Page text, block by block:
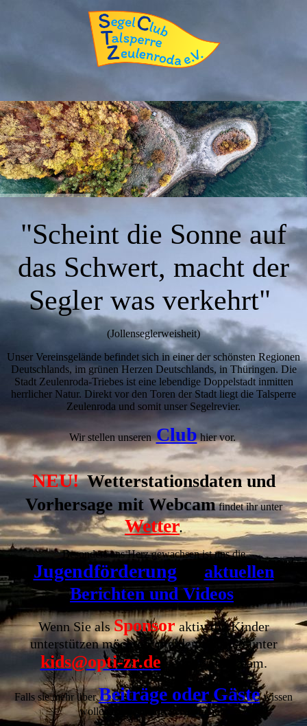
"Scheint die Sonne auf
das Schwert, macht der
Segler was verkehrt"
(Jollenseglerweisheit)
Unser Vereinsgelände befindet sich in einer der schönsten Regionen
Deutschlands, im grünen Herzen Deutschlands, in Thüringen. Die
Stadt Zeulenroda-Triebes ist eine lebendige Doppelstadt inmitten
herrlicher Natur. Direkt vor den Toren der Stadt liegt die Talsperre
Zeulenroda und somit unser Segelrevier.
Wir stellen unseren Club hier vor.
NEU! Wetterstationsdaten und
Vorhersage mit Webcamfindet ihr unter
Wetter.
Besonders ans Herz gewachsen ist uns die
Jugendförderung
aktuellen
Berichten und Videos
Wenn Sie alsSponsoraktiv die Kinder
unterstützen möchten, melden Sie sich unter
kids@opti-zr.de beim Trainerteam.
Falls sie mehr überBeiträge oder Gäste wissen
wollen, sind sie dort genau richtig.